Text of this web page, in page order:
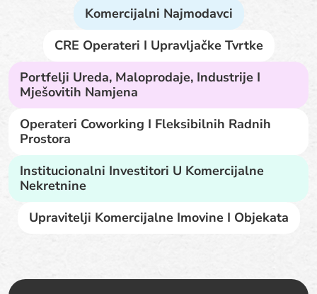
Komercijalni Najmodavci
CRE Operateri I Upravljačke Tvrtke
Portfelji Ureda, Maloprodaje, Industrije I
Mješovitih Namjena
Operateri Coworking I Fleksibilnih Radnih
Prostora
Institucionalni Investitori U Komercijalne
Nekretnine
Upravitelji Komercijalne Imovine I Objekata